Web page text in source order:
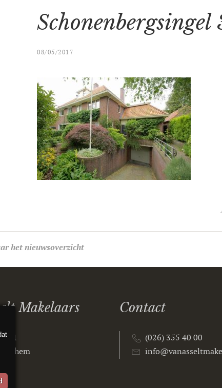
Schonenbergsingel
08/05/2017
het nieuwsoverzicht
Makelaars Contact
(026) 355 40 00